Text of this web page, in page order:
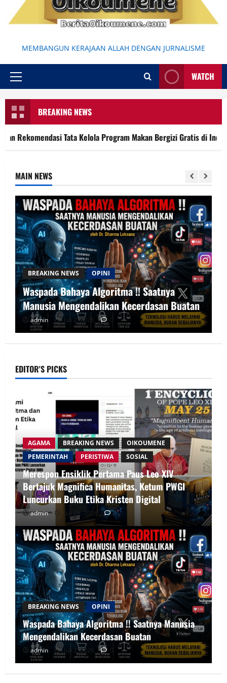
MEMBANGUN KERAJAAN ALLAH DENGAN JURNALISME
Primary
WATCH
BREAKING NEWS
Program Makan Bergizi Gratis di Indonesia
MAIN NEWS
BREAKING NEWS OPINI
Waspada Bahaya Algoritma !! Saatnya
Manusia Mengendalikan Kecerdasan Buatan
admin Juli 2, 2026 0
EDITOR'S PICKS
AGAMA BREAKING NEWS
OIKOUMENE
PEMERINTAH
PERISTIWA SOSIAL
Merespon Ensiklik Pertama Paus Leo XIV
Bertajuk Magnifica Humanitas, Ketum PWGI
Luncurkan Buku Etika Kristen Digital
admin Juli 25, 2026 0
BREAKING NEWS OPINI
Waspada Bahaya Algoritma !! Saatnya Manusia
Mengendalikan Kecerdasan Buatan
admin Juli 2, 2026 0